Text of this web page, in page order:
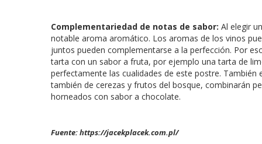
Complementariedad de notas de sabor: Al elegir
notable aroma aromático. Los aromas de los vinos
juntos pueden complementarse a la perfección. Por
tarta con un sabor a fruta, por ejemplo una tarta de
perfectamente las cualidades de este postre.
también de cerezas y frutos del bosque, combinarán
horneados con sabor a chocolate.
Fuente: https://jacekplacek.com.pl/